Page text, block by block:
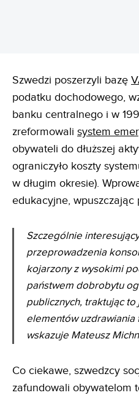
Szwedzi poszerzyli bazę
podatku dochodowego,
banku centralnego i w
zreformowali system
obywateli do dłuższej
ograniczyło koszty
w długim okresie).
edukacyjne, wpuszczając
Szczególnie
przeprowadzenia
kojarzony z wysokimi
państwem dobrobytu
publicznych, traktując
elementów uzdrawiania
wskazuje Mateusz
Co ciekawe, szwedzcy
zafundowali obywatelom